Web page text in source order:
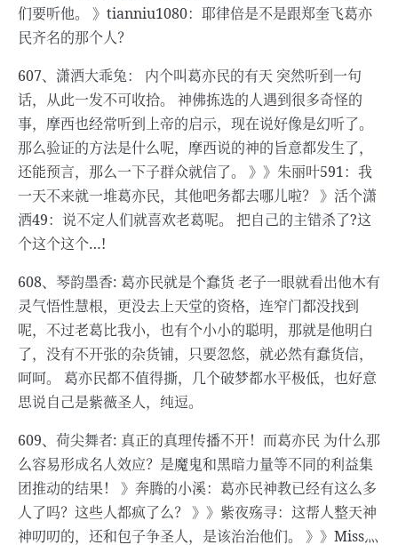
们要听他。 》tianniu1080：耶律倍是不是跟郑奎飞葛亦
民齐名的那个人？
607、潇洒大乖兔： 内个叫葛亦民的有天 突然听到一句
话，从此一发不可收拾。 神佛拣选的人遇到很多奇怪的
事，摩西也经常听到上帝的启示，现在说好像是幻听了。
那么验证的方法是什么呢，摩西说的神的旨意都发生了，
还能预言，那么一下子群众就信了。 》》朱丽叶591：我
一天不来就一堆葛亦民，其他吧务都去哪儿啦？ 》活个潇
洒49：说不定人们就喜欢老葛呢。 把自己的主错杀了?这
个这个这个…!
608、琴韵墨香: 葛亦民就是个蠢货 老子一眼就看出他木有
灵气悟性慧根，更没去上天堂的资格，连窄门都没找到
呢，不过老葛比我小，也有个小小的聪明，那就是他明白
了，没有不开张的杂货铺，只要忽悠，就必然有蠢货信，
呵呵。 葛亦民都不值得撕，几个破梦都水平极低，也好意
思说自己是紫薇圣人，纯逗。
609、荷尖舞者: 真正的真理传播不开！而葛亦民 为什么那
么容易形成名人效应？是魔鬼和黑暗力量等不同的利益集
团推动的结果！ 》奔腾的小溪：葛亦民神教已经有这么多
人了吗？这些人都疯了么？ 》》紫夜殇寻：这帮人整天神
神叨叨的，还和包子争圣人，是该治治他们。 》》Miss灬